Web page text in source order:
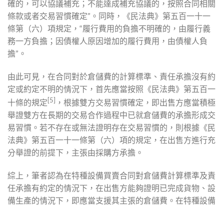
確的，可以協議補充；不能達成補充協議的，按照合同相關
條款或者交易習慣確定”。同時，《民法典》第五百一十一
條第（六）項規定，“履行費用的負擔不明確的，由履行義
務一方負擔；因債權人原因增加的履行費用，由債權人負
擔”。
由此可見，在合同對於倉儲費的計算標準、責任承擔沒有約
定或約定不明的情況下，首先應當按照《民法典》第五百一
十條的規定[5] ，根據雙方交易習慣確定，即出售方應當積極
舉證雙方在長期的交易合作過程中已就倉儲費的承擔形成交
易習慣。若不存在或無法證明存在交易習慣的，則根據《民
法典》第五百一十一條第（六）項的規定，在出售方進行充
分舉證的前提下，主張由採購方承擔。
綜上，筆者認為在特種設備買賣合同對倉儲費計算標準及責
任承擔有約定的情況下，在出售方能夠證明已完成貨物、設
備生產的情況下，即應當支援其主張的倉儲費。在特種設備